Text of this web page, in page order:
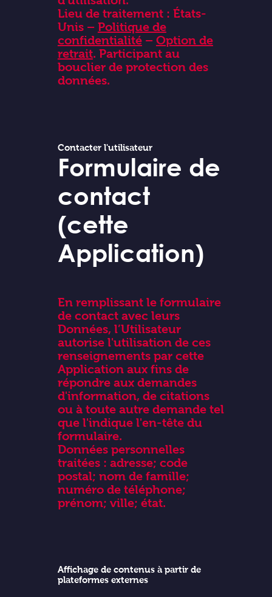
Lieu de traitement : États-
Unis – Politique de
confidentialité– Option de
retrait. Participant au
bouclier de protection des
données.
Contacter l'utilisateur
Formulaire de
contact
(cette
Application)
En remplissant le formulaire
de contact avec leurs
Données, l’Utilisateur
autorise l'utilisation de ces
renseignements par cette
Application aux fins de
répondre aux demandes
d'information, de citations
ou à toute autre demande tel
que l'indique l'en-tête du
formulaire.
Données personnelles
traitées : adresse; code
postal; nom de famille;
numéro de téléphone;
prénom; ville; état.
Affichage de contenus à partir de
plateformes externes